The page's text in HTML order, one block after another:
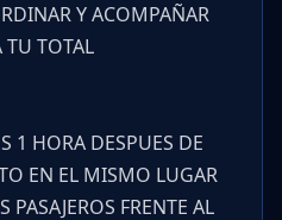
Y ACOMPAÑAR
TU TOTAL
1 HORA DESPUES DE
EN EL MISMO LUGAR
PASAJEROS FRENTE AL